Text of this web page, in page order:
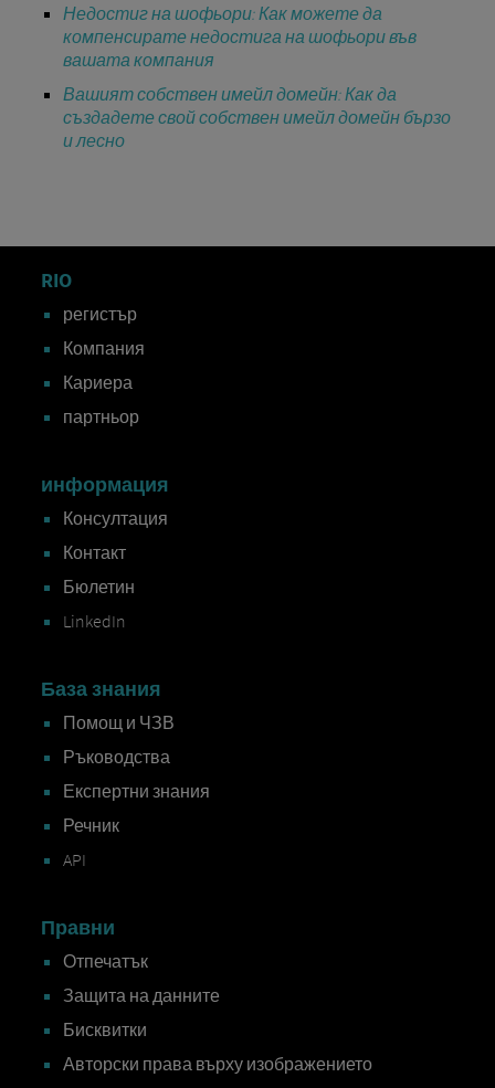
Недостиг на шофьори: Как можете да
компенсирате недостига на шофьори във
вашата компания
Вашият собствен имейл домейн: Как да
създадете свой собствен имейл домейн бързо
и лесно
RIO
регистър
Компания
Кариера
партньор
информация
Консултация
Контакт
Бюлетин
LinkedIn
База знания
Помощ и ЧЗВ
Ръководства
Експертни знания
Речник
API
Правни
Отпечатък
Защита на данните
Бисквитки
Авторски права върху изображението